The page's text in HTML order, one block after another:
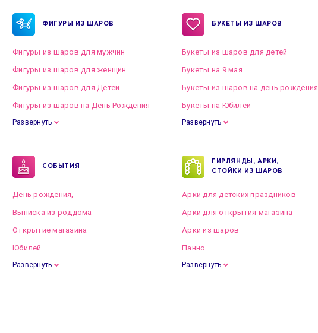
ФИГУРЫ ИЗ ШАРОВ
Фигуры из шаров для мужчин
Фигуры из шаров для женщин
Фигуры из шаров для Детей
Фигуры из шаров на День Рождения
Развернуть
БУКЕТЫ ИЗ ШАРОВ
Букеты из шаров для детей
Букеты на 9 мая
Букеты из шаров на день рождения
Букеты на Юбилей
Развернуть
СОБЫТИЯ
День рождения,
Выписка из роддома
Открытие магазина
Юбилей
Развернуть
ГИРЛЯНДЫ, АРКИ,
СТОЙКИ ИЗ ШАРОВ
Арки для детских праздников
Арки для открытия магазина
Арки из шаров
Панно
Развернуть